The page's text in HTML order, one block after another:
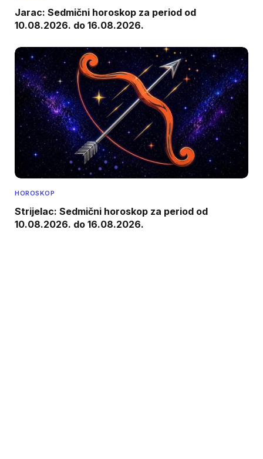
Jarac: Sedmični horoskop za period od
10.08.2026. do 16.08.2026.
HOROSKOP
Strijelac: Sedmični horoskop za period od
10.08.2026. do 16.08.2026.